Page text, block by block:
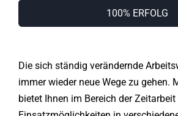
100% ERFOLG
Die sich ständig verändernde
immer wieder neue Wege zu gehen.
bietet Ihnen im Bereich der